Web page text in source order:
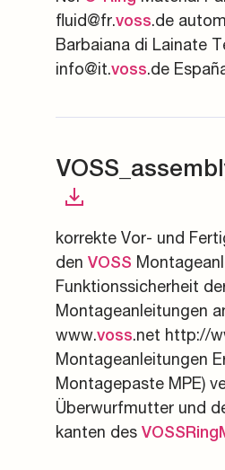
fluid@fr.voss.de
Barbaiana di Lainate
info@it.voss.de
korrekte Vor- und
den VOSS
Funktionssicherheit
Montageanleitungen
www.voss.net http://
Montageanleitungen
Montagepaste MPE)
Überwurfmutter und
kanten des